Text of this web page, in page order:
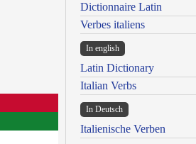
Dictionnaire Latin
Verbes italiens
In english
Latin Dictionary
Italian Verbs
In Deutsch
Italienische Verben